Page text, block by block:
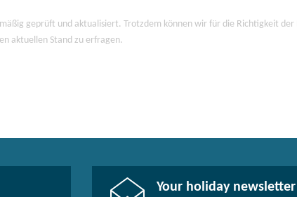
geprüft und aktualisiert. Trotzdem können wir für die Richtigkeit
aktuellen Stand zu erfragen.
Your holiday newsletter